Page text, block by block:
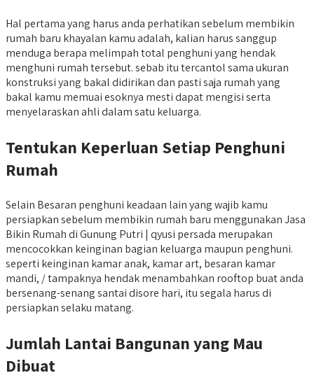
Hal pertama yang harus anda perhatikan sebelum membikin
rumah baru khayalan kamu adalah, kalian harus sanggup
menduga berapa melimpah total penghuni yang hendak
menghuni rumah tersebut. sebab itu tercantol sama ukuran
konstruksi yang bakal didirikan dan pasti saja rumah yang
bakal kamu memuai esoknya mesti dapat mengisi serta
menyelaraskan ahli dalam satu keluarga.
Tentukan Keperluan Setiap Penghuni
Rumah
Selain Besaran penghuni keadaan lain yang wajib kamu
persiapkan sebelum membikin rumah baru menggunakan Jasa
Bikin Rumah di Gunung Putri | qyusi persada merupakan
mencocokkan keinginan bagian keluarga maupun penghuni.
seperti keinginan kamar anak, kamar art, besaran kamar
mandi, / tampaknya hendak menambahkan rooftop buat anda
bersenang-senang santai disore hari, itu segala harus di
persiapkan selaku matang.
Jumlah Lantai Bangunan yang Mau
Dibuat